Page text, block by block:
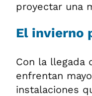
proyectar una
El invierno
Con la llegada
enfrentan
instalaciones